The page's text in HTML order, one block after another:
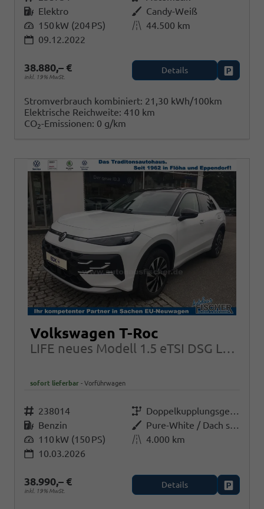
KraftstoffElektro AußenfarbeCandy-Weiß
Leistung 150 kW (204 PS) Kilometerstand44.500 km
09.12.2022
38.880,– €
inkl. 19% MwSt.
Details
Stromverbrauch kombiniert: 21,30 kWh/100km
Elektrische Reichweite: 410 km
CO2-Emissionen: 0 g/km
Volkswagen T-Roc
LIFE neues Modell 1.5 eTSI DSG LED-Plus AHK Navi
sofort lieferbar Vorführwagen
Fahrzeugnr. 238014 Getriebe
Doppelkupplungsgetriebe (DSG)
KraftstoffBenzin Außenfarbe
Pure-White / Dach schwarz
Leistung 110 kW (150 PS) Kilometerstand4.000 km
10.03.2026
38.990,– €
inkl. 19% MwSt.
Details